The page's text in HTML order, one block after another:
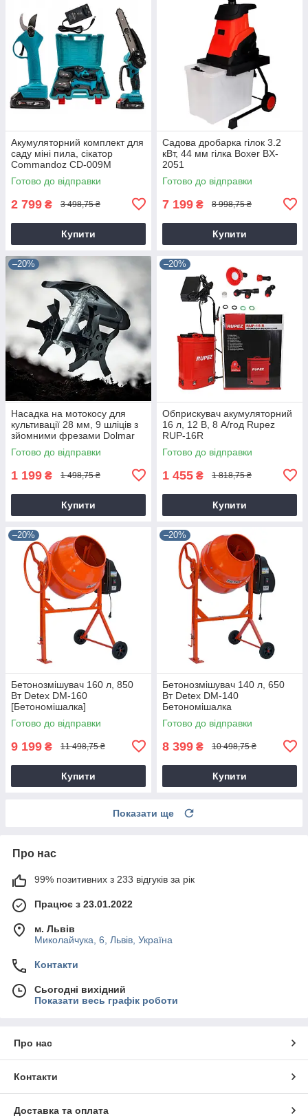
Акумуляторний комплект для
саду міні пила, сікатор
Commandoz CD-009M
Готово до відправки
2 799 ₴ 3 498,75 ₴
Купити
Садова дробарка гілок 3.2
кВт, 44 мм гілка Boxer BX-
2051
Готово до відправки
7 199 ₴ 8 998,75 ₴
Купити
–20%
Насадка на мотокосу для
культивації 28 мм, 9 шліців з
зйомними фрезами Dolmar
9T28
Готово до відправки
1 199 ₴ 1 498,75 ₴
Купити
–20%
Обприскувач акумуляторний
16 л, 12 В, 8 А/год Rupez
RUP-16R
Готово до відправки
1 455 ₴ 1 818,75 ₴
Купити
–20%
Бетонозмішувач 160 л, 850
Вт Detex DM-160
[Бетономішалка]
Готово до відправки
9 199 ₴ 11 498,75 ₴
Купити
–20%
Бетонозмішувач 140 л, 650
Вт Detex DM-140
Бетономішалка
Готово до відправки
8 399 ₴ 10 498,75 ₴
Купити
Показати ще
Про нас
99% позитивних з 233 відгуків за рік
Працює з 23.01.2022
м. Львів
Миколайчука, 6, Львів, Україна
Контакти
Сьогодні вихідний
Показати весь графік роботи
Про нас
Контакти
Доставка та оплата